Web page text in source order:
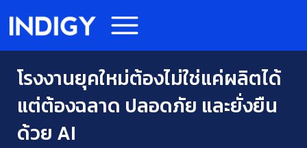
โรงงานยุคใหม่ต้องไม่ใช่แค่ผลิตได้
แต่ต้องฉลาด ปลอดภัย และยั่งยืน
ด้วย AI